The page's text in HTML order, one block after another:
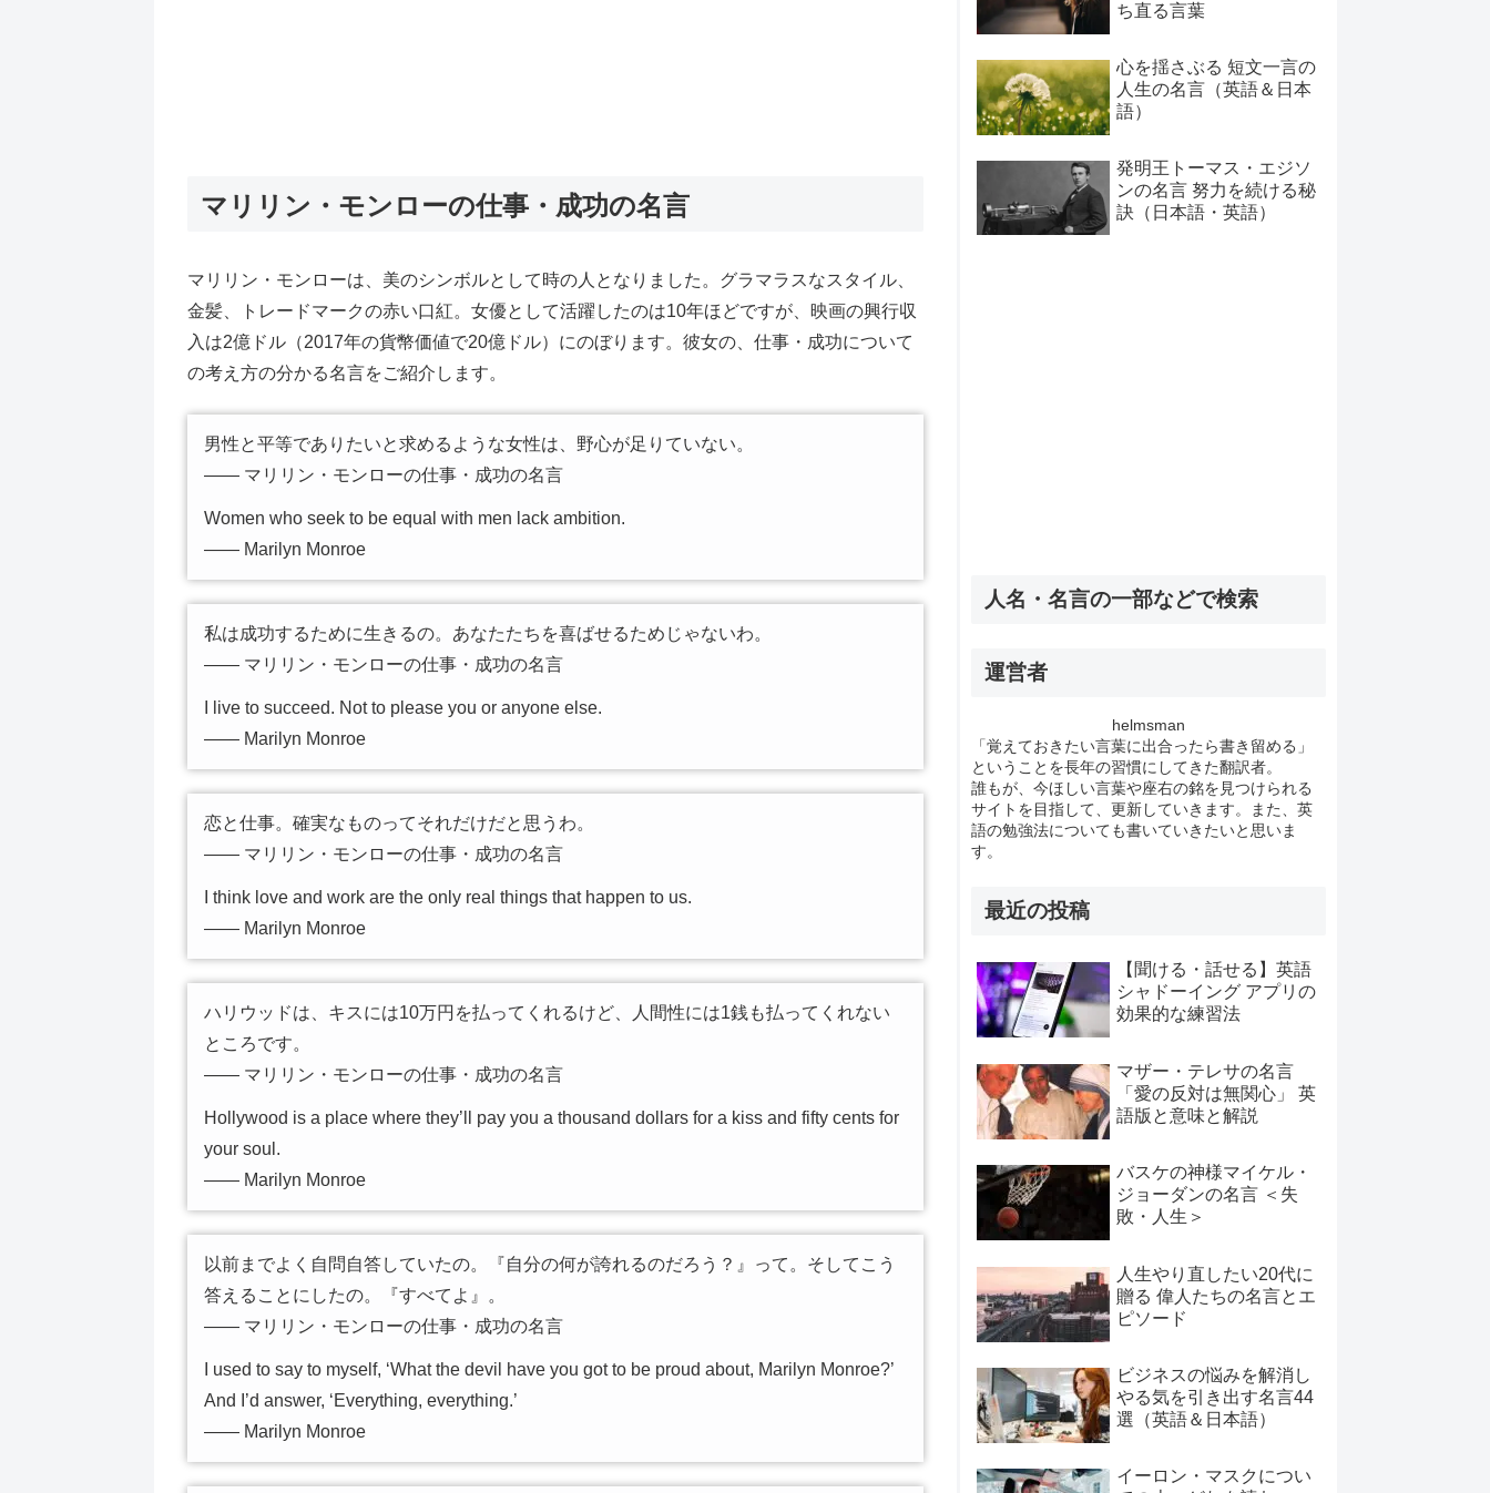
マリリン・モンローの仕事・成功の名言
マリリン・モンローは、美のシンボルとして時の人となりました。グラマラスなスタイル、
金髪、トレードマークの赤い口紅。女優として活躍したのは10年ほどですが、映画の興行収
入は2億ドル（2017年の貨幣価値で20億ドル）にのぼります。彼女の、仕事・成功について
の考え方の分かる名言をご紹介します。
男性と平等でありたいと求めるような女性は、野心が足りていない。
―― マリリン・モンローの仕事・成功の名言
Women who seek to be equal with men lack ambition.
―― Marilyn Monroe
私は成功するために生きるの。あなたたちを喜ばせるためじゃないわ。
―― マリリン・モンローの仕事・成功の名言
I live to succeed. Not to please you or anyone else.
―― Marilyn Monroe
恋と仕事。確実なものってそれだけだと思うわ。
―― マリリン・モンローの仕事・成功の名言
I think love and work are the only real things that happen to us.
―― Marilyn Monroe
ハリウッドは、キスには10万円を払ってくれるけど、人間性には1銭も払ってくれない
ところです。
―― マリリン・モンローの仕事・成功の名言
Hollywood is a place where they’ll pay you a thousand dollars for a kiss and fifty cents for
your soul.
―― Marilyn Monroe
以前までよく自問自答していたの。『自分の何が誇れるのだろう？』って。そしてこう
答えることにしたの。『すべてよ』。
―― マリリン・モンローの仕事・成功の名言
I used to say to myself, ‘What the devil have you got to be proud about, Marilyn Monroe?’
And I’d answer, ‘Everything, everything.’
―― Marilyn Monroe
ち直る言葉
心を揺さぶる 短文一言の
人生の名言（英語＆日本
語）
発明王トーマス・エジソ
ンの名言 努力を続ける秘
訣（日本語・英語）
人名・名言の一部などで検索
運営者
helmsman
「覚えておきたい言葉に出合ったら書き留める」
ということを長年の習慣にしてきた翻訳者。
誰もが、今ほしい言葉や座右の銘を見つけられる
サイトを目指して、更新していきます。また、英
語の勉強法についても書いていきたいと思いま
す。
最近の投稿
【聞ける・話せる】英語
シャドーイング アプリの
効果的な練習法
マザー・テレサの名言
「愛の反対は無関心」 英
語版と意味と解説
バスケの神様マイケル・
ジョーダンの名言 ＜失
敗・人生＞
人生やり直したい20代に
贈る 偉人たちの名言とエ
ピソード
ビジネスの悩みを解消し
やる気を引き出す名言44
選（英語＆日本語）
イーロン・マスクについ